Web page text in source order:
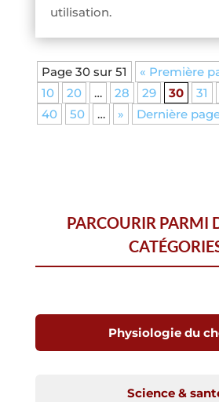
utilisation.
Page 30 sur 51 « Première
10
20 … 28 29 30 31
40
50 … » Dernière
PARCOURIR PARMI
Physiologie du
Science &